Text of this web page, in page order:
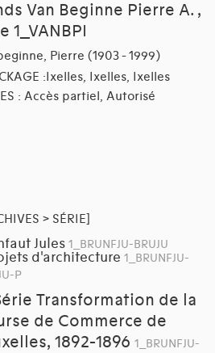
Van Beginne Pierre A. ,
1_VANBPI
Pierre (1903 - 1999)
:Ixelles, Ixelles, Ixelles
: Accès partiel, Autorisé
> SÉRIE]
Jules 1_BRUNFJU-BRUJU
d'architecture 1_BRUNFJU-
P
Transformation de la
de Commerce de
1892-1896 1_BRUNFJU-